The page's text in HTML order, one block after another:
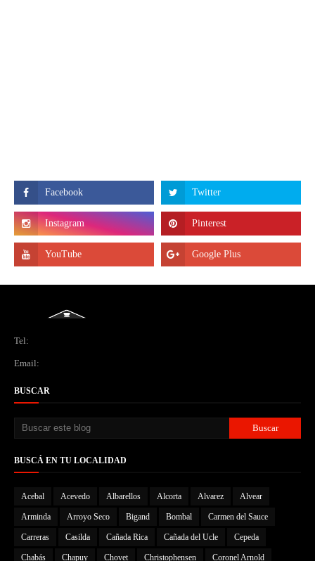
Tel:
Email:
BUSCAR
BUSCÁ EN TU LOCALIDAD
Acebal Acevedo Albarellos Alcorta Alvarez Alvear
Arminda Arroyo Seco Bigand Bombal Carmen del Sauce
Carreras Casilda Cañada Rica Cañada del Ucle Cepeda
Chabás Chapuy Chovet Christophensen Coronel Arnold